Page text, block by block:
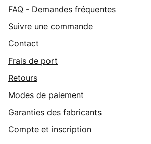
FAQ - Demandes fréquentes
Suivre une commande
Contact
Frais de port
Retours
Modes de paiement
Garanties des fabricants
Compte et inscription